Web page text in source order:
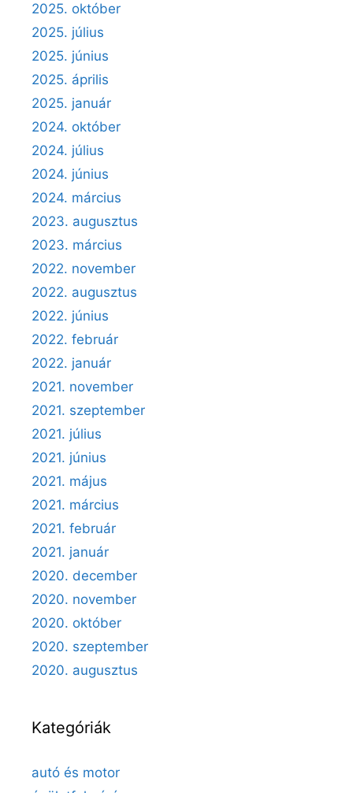
2025. október
2025. július
2025. június
2025. április
2025. január
2024. október
2024. július
2024. június
2024. március
2023. augusztus
2023. március
2022. november
2022. augusztus
2022. június
2022. február
2022. január
2021. november
2021. szeptember
2021. július
2021. június
2021. május
2021. március
2021. február
2021. január
2020. december
2020. november
2020. október
2020. szeptember
2020. augusztus
Kategóriák
autó és motor